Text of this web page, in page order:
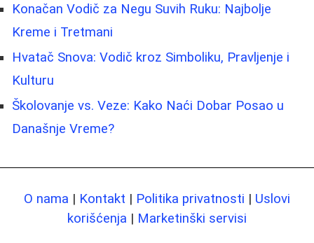
Konačan Vodič za Negu Suvih Ruku: Najbolje
Kreme i Tretmani
Hvatač Snova: Vodič kroz Simboliku, Pravljenje i
Kulturu
Školovanje vs. Veze: Kako Naći Dobar Posao u
Današnje Vreme?
O nama | Kontakt | Politika privatnosti | Uslovi
korišćenja | Marketinški servisi